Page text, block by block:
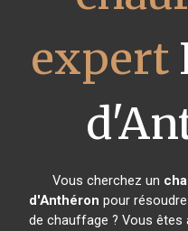
expert
Vous cherchez un
d'Anthéron pour
de chauffage ? Vous êtes